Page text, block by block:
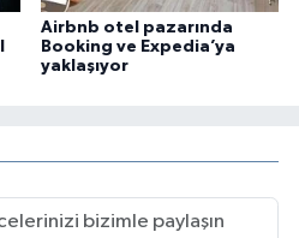
Airbnb otel pazarında
Booking ve Expedia’ya
yaklaşıyor